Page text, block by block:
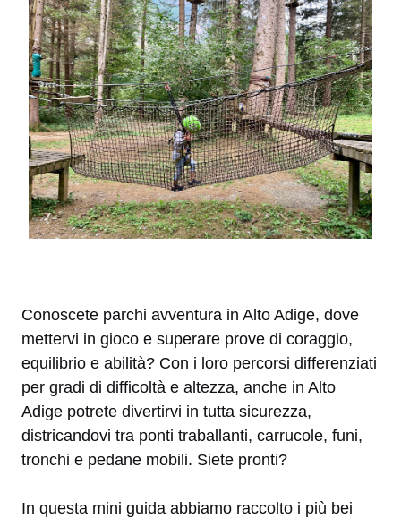
Conoscete parchi avventura in Alto Adige, dove
mettervi in gioco e superare prove di coraggio,
equilibrio e abilità? Con i loro percorsi differenziati
per gradi di difficoltà e altezza, anche in Alto
Adige potrete divertirvi in tutta sicurezza,
districandovi tra ponti traballanti, carrucole, funi,
tronchi e pedane mobili. Siete pronti?
In questa mini guida abbiamo raccolto i più bei